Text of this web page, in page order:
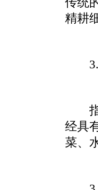
精耕
3.4
指
经具
菜、